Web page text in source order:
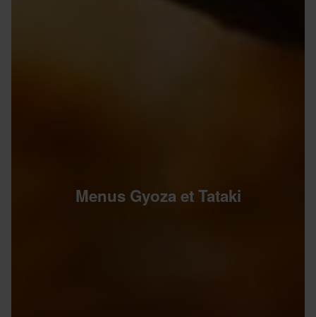
Menus Gyoza et Tataki